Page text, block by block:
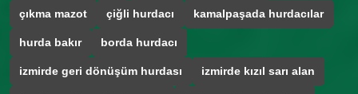
çıkma mazot çiğli hurdacı kamalpaşada hurdacılar
hurda bakır borda hurdacı
izmirde geri dönüşüm hurdası izmirde kızıl sarı alan